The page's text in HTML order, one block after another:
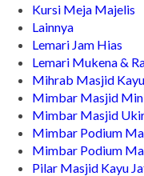
Kursi Meja Majelis
Lainnya
Lemari Jam Hias
Lemari Mukena &
Mihrab Masjid
Mimbar Masjid
Mimbar Masjid
Mimbar Podium
Mimbar Podium
Pilar Masjid Kayu